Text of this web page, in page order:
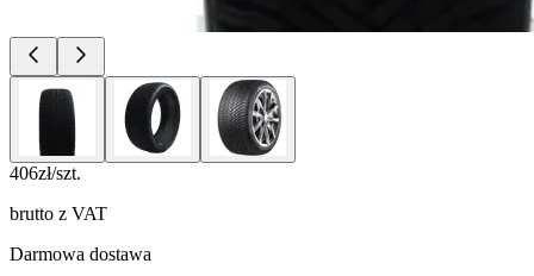
406zł/szt.
brutto z VAT
Darmowa dostawa